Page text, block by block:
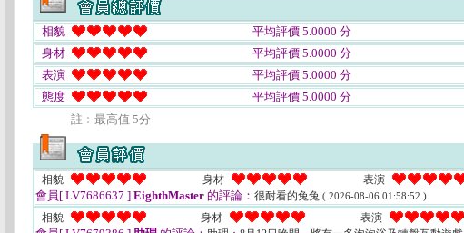
相貌
平均評價 5.0000 分
身材
平均評價 5.0000 分
表演
平均評價 5.0000 分
態度
平均評價 5.0000 分
註﹕最高值 5分
相貌 身材 表演
會員[ LV7686637 ] EighthMaster 的評論： 很耐看的兔兔 ( 2026-08-06 01:58:52 )
相貌 身材 表演